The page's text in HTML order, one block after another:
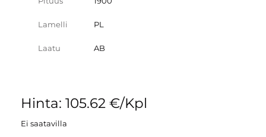
Lamelli PL
Laatu AB
Hinta: 105.62 €/Kpl
Ei saatavilla